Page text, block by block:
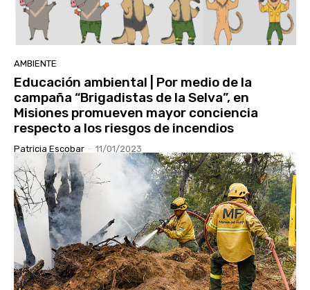
AMBIENTE
Educación ambiental | Por medio de la
campaña “Brigadistas de la Selva”, en
Misiones promueven mayor conciencia
respecto a los riesgos de incendios
Patricia Escobar - 11/01/2023